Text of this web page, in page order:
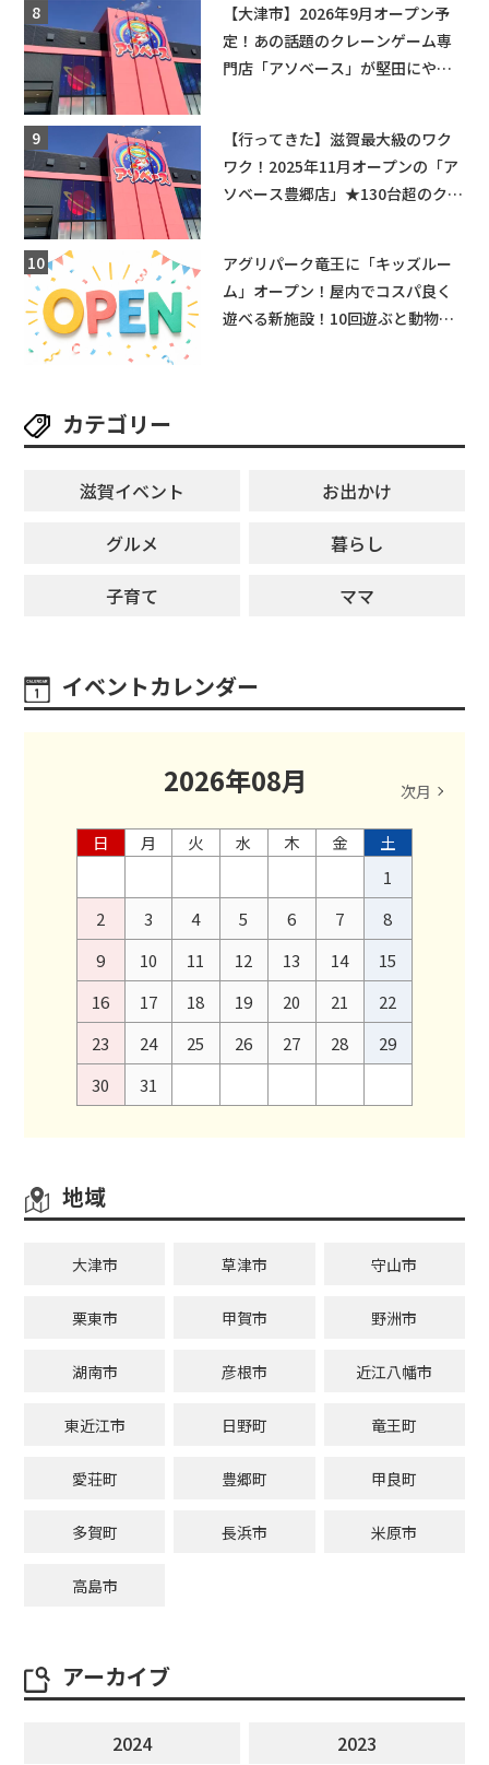
【大津市】2026年9月オープン予
定！あの話題のクレーンゲーム専
門店「アソベース」が堅田にやっ
【行ってきた】滋賀最大級のワク
ワク！2025年11月オープンの「ア
ソベース豊郷店」★130台超のクレ
アグリパーク竜王に「キッズルー
ム」オープン！屋内でコスパ良く
遊べる新施設！10回遊ぶと動物触
カテゴリー
滋賀イベント
お出かけ
グルメ
暮らし
子育て
ママ
イベントカレンダー
2026年08月 次月
日 月 火 水 木 金
土
1
2
3 4 5 6 7
8
9
10 11 12 13 14
15
16
17 18 19 20 21
22
23
24 25 26 27 28
29
30
31
地域
大津市 草津市 守山市
栗東市 甲賀市 野洲市
湖南市 彦根市 近江八幡市
東近江市 日野町 竜王町
愛荘町 豊郷町 甲良町
多賀町 長浜市 米原市
高島市
アーカイブ
2024
2023